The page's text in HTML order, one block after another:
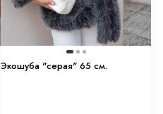
Экошуба "серая" 65 см.